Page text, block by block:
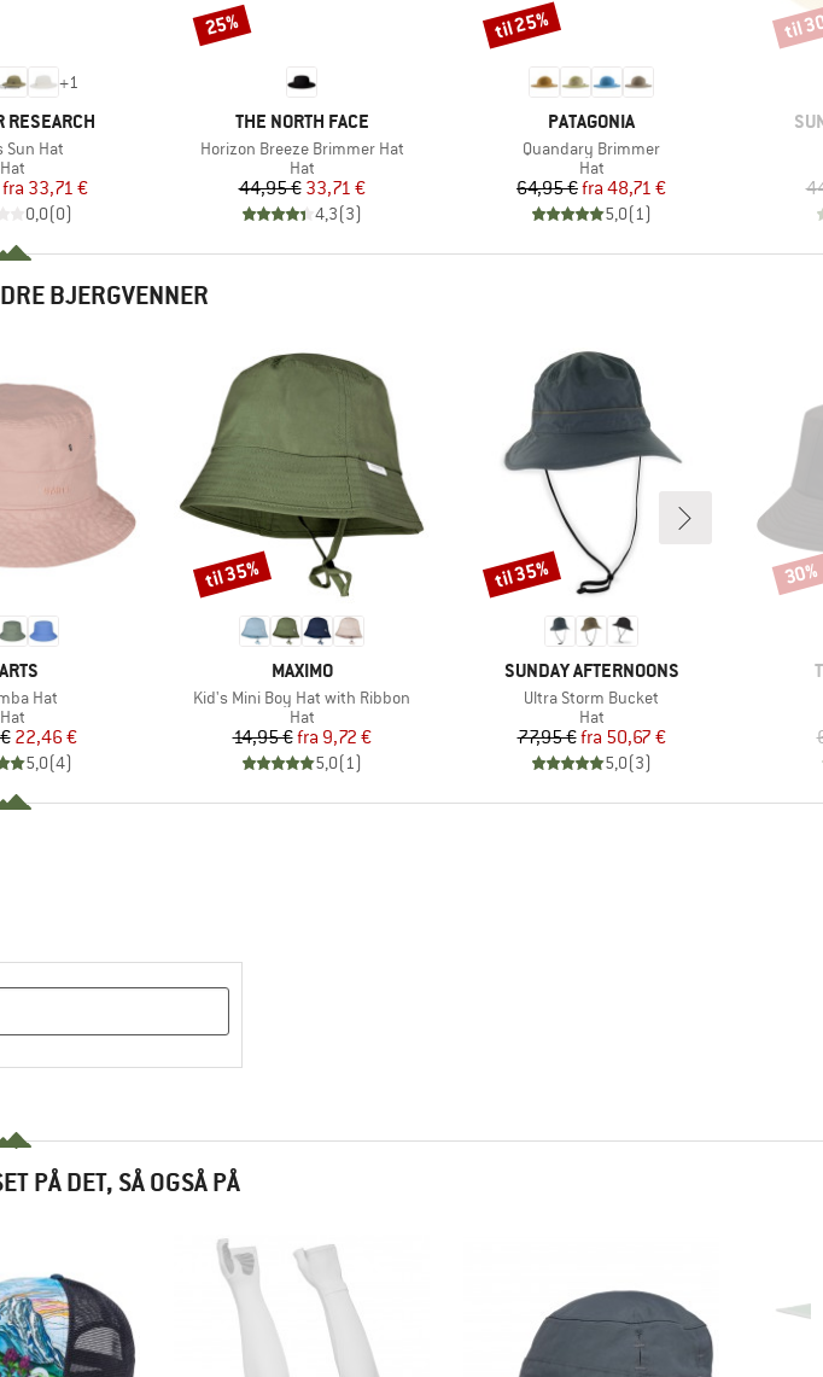
+1
RESEARCH
Sun Hat
Produktgruppe
Hat
Pris
Nedsat pris
fra 33,71 €
0,0(0)
MÆRKE
THE NORTH FACE
Artikel
Horizon Breeze Brimmer Hat
Produktgruppe
Hat
Pris
44,95 €Nedsat pris
33,71 €
4,3(3)
Rabat
25%
MÆRKE
PATAGONIA
Artikel
Quandary Brimmer
Produktgruppe
Hat
Pris
64,95 € Nedsat pris
fra 48,71 €
5,0(1)
Rabat
til 25% Rabat
til
BJERGVENNER
Hat
Produktgruppe
Hat
Pris
Nedsat pris
22,46 €
5,0(4)
MÆRKE
MAXIMO
Artikel
Kid's Mini Boy Hat with Ribbon
Produktgruppe
Hat
Pris
14,95 € Nedsat pris
fra 9,72 €
5,0(1)
Rabat
til 35%
MÆRKE
SUNDAY AFTERNOONS
Artikel
Ultra Storm Bucket
Produktgruppe
Hat
Pris
77,95 € Nedsat pris
fra 50,67 €
5,0(3)
Rabat
til 35% Rabat
30%
PÅ DET, SÅ OGSÅ PÅ